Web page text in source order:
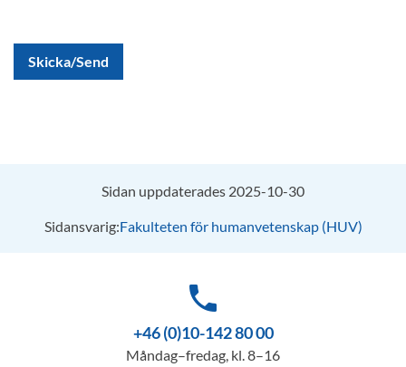
Skicka/Send
Sidan uppdaterades 2025-10-30
Sidansvarig:Fakulteten för humanvetenskap (HUV)
phone
+46 (0)10-142 80 00
Måndag–fredag, kl. 8–16